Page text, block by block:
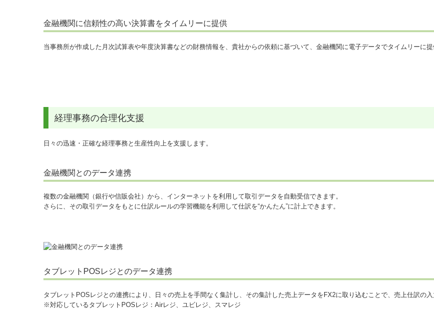
金融機関に信頼性の高い決算書をタイムリーに提供
当事務所が作成した月次試算表や年度決算書などの財務情報を、貴社からの依頼に基づいて、金融機関に電子データでタイムリーに提
経理事務の合理化支援
日々の迅速・正確な経理事務と生産性向上を支援します。
金融機関とのデータ連携
複数の金融機関（銀行や信販会社）から、インターネットを利用して取引データを自動受信できます。
さらに、その取引データをもとに仕訳ルールの学習機能を利用して仕訳を“かんたん”に計上できます。
タブレットPOSレジとのデータ連携
タブレットPOSレジとの連携により、日々の売上を手間なく集計し、その集計した売上データをFX2に取り込むことで、売上仕訳の入
※対応しているタブレットPOSレジ：Airレジ、ユビレジ、スマレジ